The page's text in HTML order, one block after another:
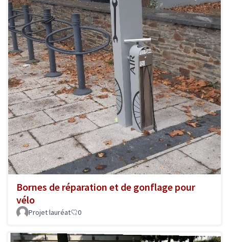
Bornes de réparation et de gonflage pour
vélo
Projet lauréat 0